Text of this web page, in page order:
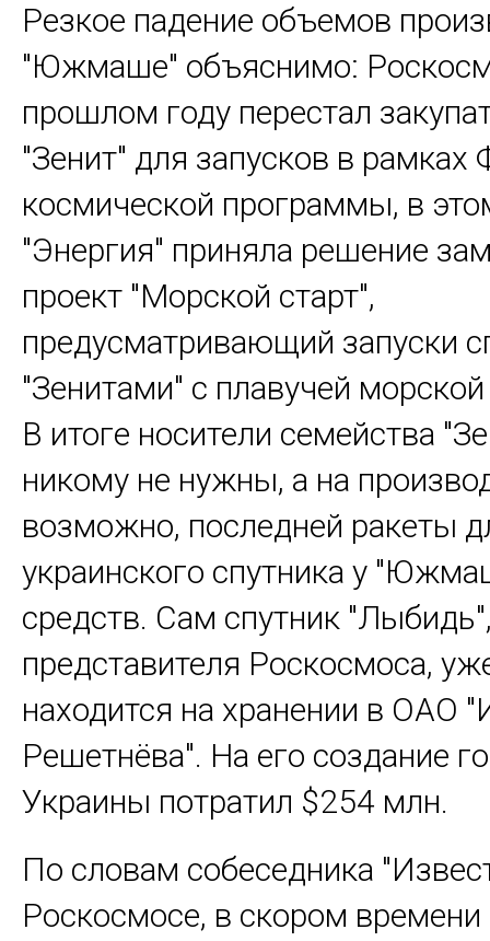
Резкое падение объемов
"Южмаше" объяснимо:
прошлом году перестал
"Зенит" для запусков в рамках
космической программы, в
"Энергия" приняла решение
проект "Морской старт",
предусматривающий запуски
"Зенитами" с плавучей
В итоге носители семейства
никому не нужны, а на
возможно, последней ракеты
украинского спутника у
средств. Сам спутник
представителя Роскосмоса,
находится на хранении в ОАО
Решетнёва". На его создание
Украины потратил $254 млн.
По словам собеседника
Роскосмосе, в скором